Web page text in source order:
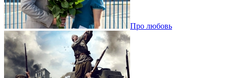
Про любовь